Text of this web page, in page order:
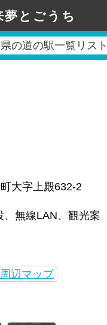
夢とごうち
の道の駅一覧リス
大字上殿632-2
、無線LAN、観光案
辺マップ